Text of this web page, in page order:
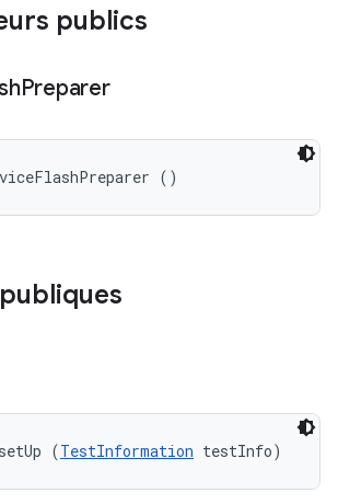
publics
Preparer
()
(TestInformation testInfo)